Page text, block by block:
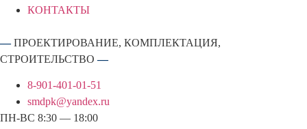
КОНТАКТЫ
—ПРОЕКТИРОВАНИЕ, КОМПЛЕКТАЦИЯ,
СТРОИТЕЛЬСТВО—
8-901-401-01-51
smdpk@yandex.ru
ПН-ВС 8:30 — 18:00